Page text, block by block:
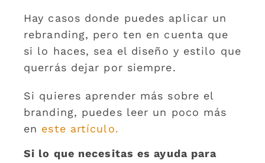
Hay casos donde puedes aplicar un
rebranding, pero ten en cuenta que
si lo haces, sea el diseño y estilo que
querrás dejar por siempre.
Si quieres aprender más sobre el
branding, puedes leer un poco más
en este artículo.
Si lo que necesitas es ayuda para